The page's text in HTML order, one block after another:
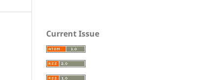
Current Issue